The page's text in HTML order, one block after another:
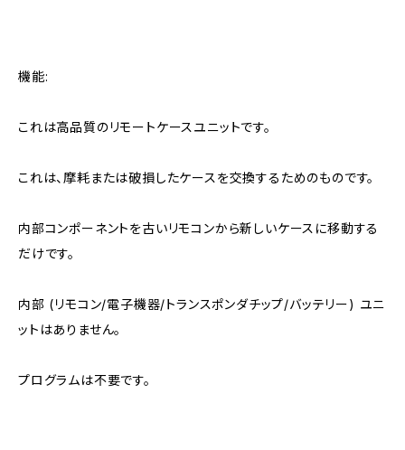
機能:
これは高品質のリモートケースユニットです。
これは、摩耗または破損したケースを交換するためのものです。
内部コンポーネントを古いリモコンから新しいケースに移動する
だけです。
内部 (リモコン/電子機器/トランスポンダチップ/バッテリー) ユニ
ットはありません。
プログラムは不要です。